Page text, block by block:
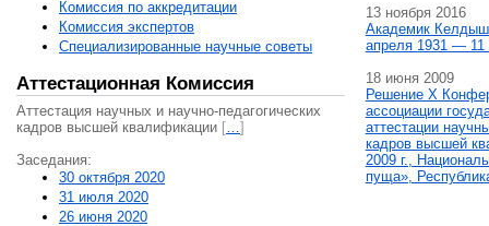
Комиссия по аккредитации
Комиссия экспертов
Специализированные научные советы
Аттестационная Комиссия
Аттестация научных и научно-педагогических
кадров высшей квалификации […]
Заседания:
30 октября 2020
31 июля 2020
26 июня 2020
13 ноября 2016
Академик
апреля 1931 — 11
18 июня 2009
Решение X
ассоциации
аттестации
кадров высшей
2009 г.,
пуща»,